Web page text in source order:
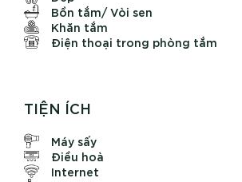
Bồn tắm/ Vòi sen
Khăn tắm
Điện thoại trong phòng tắm
TIỆN ÍCH
Máy sấy
Điều hoà
Internet